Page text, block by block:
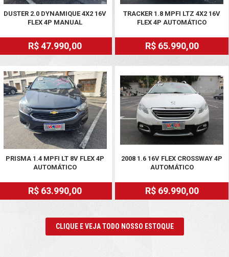
DUSTER 2.0 DYNAMIQUE 4X2 16V
FLEX 4P MANUAL
R$ 47.990,00
TRACKER 1.8 MPFI LTZ 4X2 16V
FLEX 4P AUTOMÁTICO
R$ 65.990,00
PRISMA 1.4 MPFI LT 8V FLEX 4P
AUTOMÁTICO
R$ 63.990,00
2008 1.6 16V FLEX CROSSWAY 4P
AUTOMÁTICO
R$ 69.990,00
CLIQUE E VEJA TODO NOSSO ESTOQUE